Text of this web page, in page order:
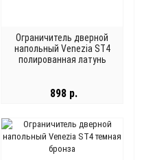
Ограничитель дверной
напольный Venezia ST4
полированная латунь
898 р.